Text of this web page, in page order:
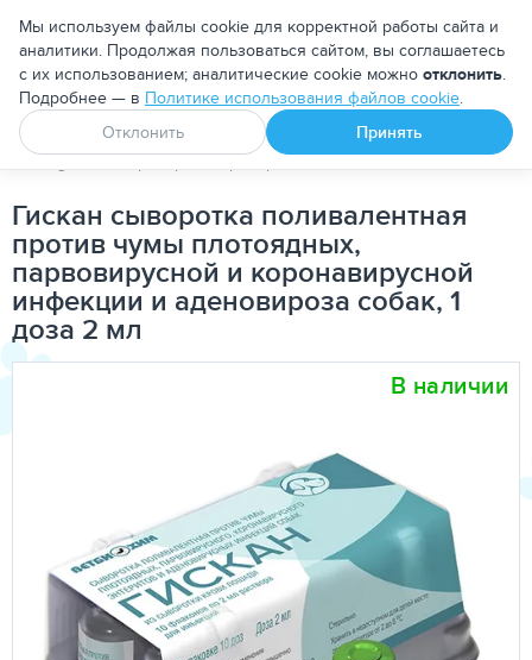
Москва
Апоквел Ветмедин От блох и клещей
PetDog Ветеринарные препараты Вакцины Гискан
Гискан сыворотка поливалентная
против чумы плотоядных,
парвовирусной и коронавирусной
инфекции и аденовироза собак, 1
доза 2 мл
В наличии
Мы используем файлы cookie для корректной работы сайта и
аналитики. Продолжая пользоваться сайтом, вы соглашаетесь
с их использованием; аналитические cookie можно отклонить.
Подробнее — в Политике использования файлов cookie.
Отклонить
Принять